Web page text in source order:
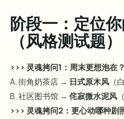
阶段一：定位
（风格测试题）
>>> 灵魂拷问1：周末更想泡在？
A. 街角奶茶店 → 日式原木风 （
B. 社区图书馆 → 侘寂微水泥风
>>> 灵魂拷问2：更心动哪种剧